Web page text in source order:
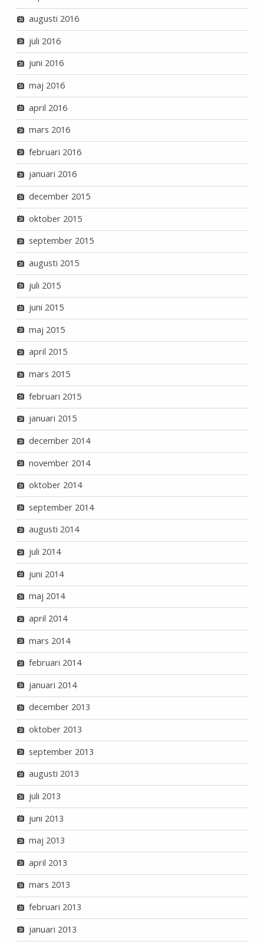
augusti 2016
juli 2016
juni 2016
maj 2016
april 2016
mars 2016
februari 2016
januari 2016
december 2015
oktober 2015
september 2015
augusti 2015
juli 2015
juni 2015
maj 2015
april 2015
mars 2015
februari 2015
januari 2015
december 2014
november 2014
oktober 2014
september 2014
augusti 2014
juli 2014
juni 2014
maj 2014
april 2014
mars 2014
februari 2014
januari 2014
december 2013
oktober 2013
september 2013
augusti 2013
juli 2013
juni 2013
maj 2013
april 2013
mars 2013
februari 2013
januari 2013